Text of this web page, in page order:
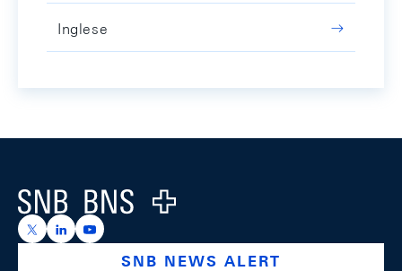
Inglese
Logo
https://x.com/snb_bns
https://ch.linkedin.com/company/swiss-national-
https://www.youtube.com/@swissnationalbank
SNB NEWS ALERT